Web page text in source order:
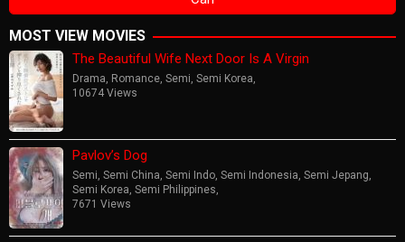
MOST VIEW MOVIES
The Beautiful Wife Next Door Is A Virgin
Drama, Romance, Semi, Semi Korea,
10674 Views
Pavlov’s Dog
Semi, Semi China, Semi Indo, Semi Indonesia, Semi Jepang,
Semi Korea, Semi Philippines,
7671 Views